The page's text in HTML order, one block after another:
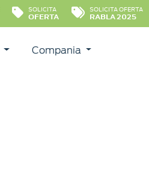
SOLICITA
OFERTA
SOLICITA OFERTA
RABLA 2025
Compania